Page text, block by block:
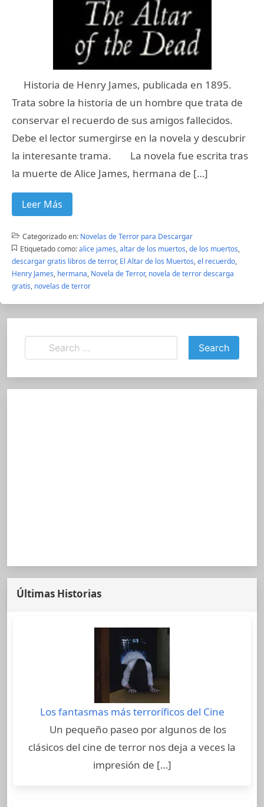
Historia de Henry James, publicada en 1895.
Trata sobre la historia de un hombre que trata de
conservar el recuerdo de sus amigos fallecidos.
Debe el lector sumergirse en la novela y descubrir
la interesante trama. La novela fue escrita tras
la muerte de Alice James, hermana de […]
Leer Más
Categorizado en: Novelas de Terror para Descargar
Etiquetado como: alice james,altar de los muertos,de los muertos,
descargar gratis libros de terror, El Altar de los Muertos,el recuerdo,
Henry James, hermana, Novela de Terror, novela de terror descarga
gratis, novelas de terror
Últimas Historias
Los fantasmas más terroríficos del Cine
Un pequeño paseo por algunos de los
clásicos del cine de terror nos deja a veces la
impresión de […]